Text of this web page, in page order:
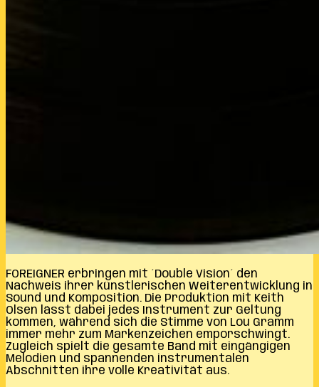
FOREIGNER erbringen mit ´Double Vision´ den
Nachweis ihrer künstlerischen Weiterentwicklung in
Sound und Komposition. Die Produktion mit Keith
Olsen lässt dabei jedes Instrument zur Geltung
kommen, während sich die Stimme von Lou Gramm
immer mehr zum Markenzeichen emporschwingt.
Zugleich spielt die gesamte Band mit eingängigen
Melodien und spannenden instrumentalen
Abschnitten ihre volle Kreativität aus.